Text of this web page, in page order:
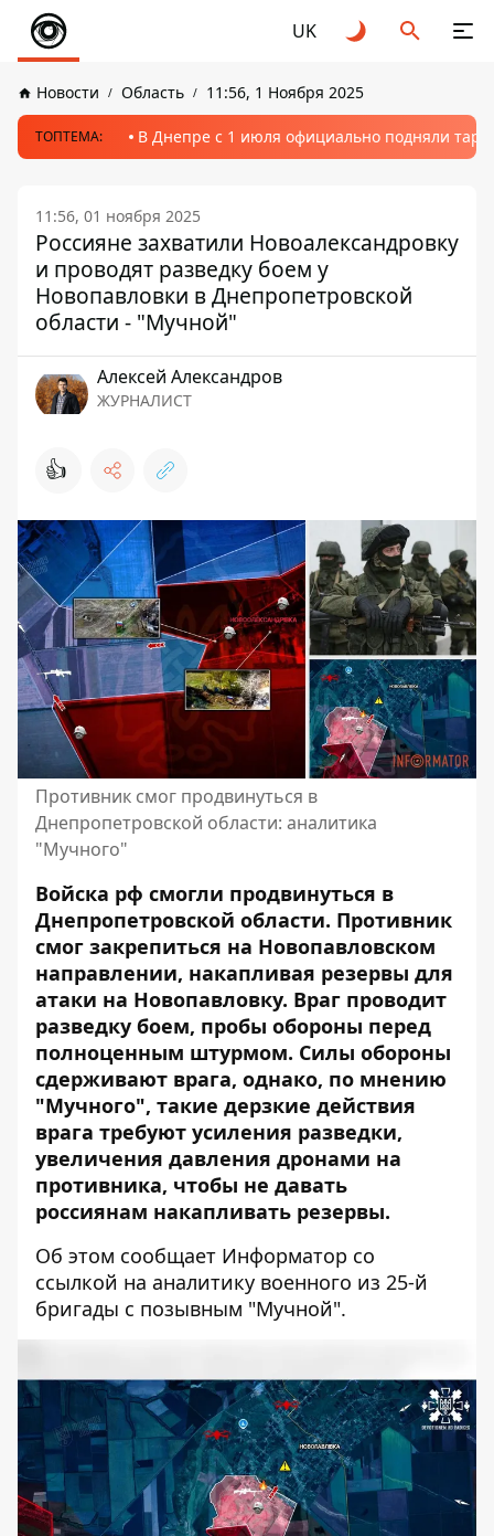
UK
Новости Область 11:56, 1 Ноября 2025
ТОПТЕМА: В Днепре с 1 июля официально подняли
11:56, 01 ноября 2025
Россияне захватили Новоалександровку
и проводят разведку боем у
Новопавловки в Днепропетровской
области - "Мучной"
Алексей Александров
ЖУРНАЛИСТ
👍
Противник смог продвинуться в
Днепропетровской области: аналитика
"Мучного"
Войска рф смогли продвинуться в
Днепропетровской области. Противник
смог закрепиться на Новопавловском
направлении, накапливая резервы для
атаки на Новопавловку. Враг проводит
разведку боем, пробы обороны перед
полноценным штурмом. Силы обороны
сдерживают врага, однако, по мнению
"Мучного", такие дерзкие действия
врага требуют усиления разведки,
увеличения давления дронами на
противника, чтобы не давать
россиянам накапливать резервы.
Об этом сообщает Информатор со
ссылкой на аналитику военного из 25-й
бригады с позывным "Мучной".